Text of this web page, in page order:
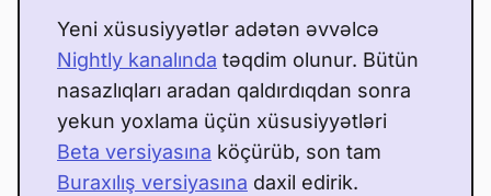
Yeni xüsusiyyətlər adətən əvvəlcə
Nightly kanalında təqdim olunur. Bütün
nasazlıqları aradan qaldırdıqdan sonra
yekun yoxlama üçün xüsusiyyətləri
Beta versiyasına köçürüb, son tam
Buraxılış versiyasına daxil edirik.